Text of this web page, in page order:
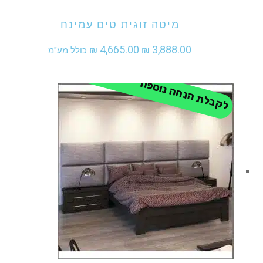
מיטה זוגית טים עמינח
₪4,665.00
המחיר
היה:
₪ 4,665.00.
₪ 3,888.00
המחיר
הוא:
₪ 3,888.00.
כולל מע"מ
לקבלת הנחה נוספת - התקשר